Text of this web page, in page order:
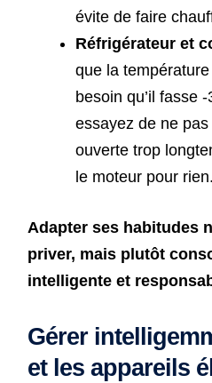
évite de faire
Réfrigérateur et
que la
besoin qu’il fasse
essayez de ne
ouverte trop
le moteur pour rien.
Adapter ses habitudes
priver, mais plutôt
intelligente et
Gérer
et les appareils